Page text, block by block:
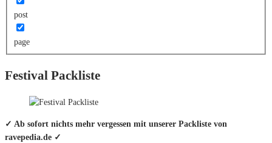
post
page
Festival Packliste
✓ Ab sofort nichts mehr vergessen mit unserer Packliste von
ravepedia.de ✓